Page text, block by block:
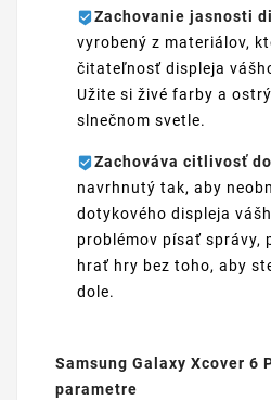
Zachovanie jasnosti
vyrobený z materiálov,
čitateľnosť displeja
Užite si živé farby a
slnečnom svetle.
Zachováva citlivosť
navrhnutý tak, aby
dotykového displeja
problémov písať správy,
hrať hry bez toho, aby
dole.
Samsung Galaxy Xcover 6
parametre